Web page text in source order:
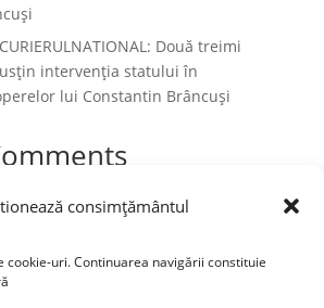
consimțământul
cookie-uri. Continuarea navigării constituie
Două treimi
intervenția statului în
lui Constantin Brâncuși
de arătat.